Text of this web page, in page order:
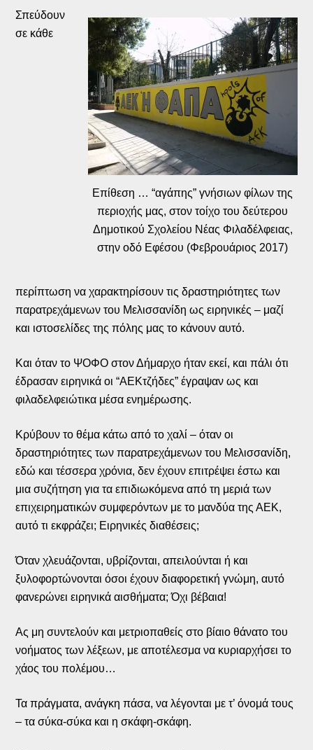
Επίθεση … “αγάπης” γνήσιων φίλων της
περιοχής μας, στον τοίχο του δεύτερου
Δημοτικού Σχολείου Νέας Φιλαδέλφειας,
στην οδό Εφέσου (Φεβρουάριος 2017)
Σπεύδουν
σε κάθε
περίπτωση να χαρακτηρίσουν τις δραστηριότητες των
παρατρεχάμενων του Μελισσανίδη ως ειρηνικές – μαζί
και ιστοσελίδες της πόλης μας το κάνουν αυτό.
Και όταν το ΨΟΦΟ στον Δήμαρχο ήταν εκεί, και πάλι ότι
έδρασαν ειρηνικά οι “ΑΕΚτζήδες” έγραψαν ως και
φιλαδελφειώτικα μέσα ενημέρωσης.
Κρύβουν το θέμα κάτω από το χαλί – όταν οι
δραστηριότητες των παρατρεχάμενων του Μελισσανίδη,
εδώ και τέσσερα χρόνια, δεν έχουν επιτρέψει έστω και
μια συζήτηση για τα επιδιωκόμενα από τη μεριά των
επιχειρηματικών συμφερόντων με το μανδύα της ΑΕΚ,
αυτό τι εκφράζει; Ειρηνικές διαθέσεις;
Όταν χλευάζονται, υβρίζονται, απειλούνται ή και
ξυλοφορτώνονται όσοι έχουν διαφορετική γνώμη, αυτό
φανερώνει ειρηνικά αισθήματα; Όχι βέβαια!
Ας μη συντελούν και μετριοπαθείς στο βίαιο θάνατο του
νοήματος των λέξεων, με αποτέλεσμα να κυριαρχήσει το
χάος του πολέμου…
Τα πράγματα, ανάγκη πάσα, να λέγονται με τ’ όνομά τους
– τα σύκα-σύκα και η σκάφη-σκάφη.